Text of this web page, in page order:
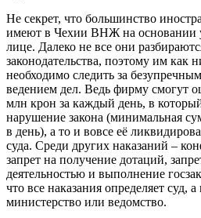
Не секрет, что большинство
имеют в Чехии ВНЖ на основании
лице. Далеко не все они
законодательства, поэтому им как
необходимо следить за
ведением дел. Ведь фирму смогут
млн крон за каждый день, в
нарушение закона (минимальная
в день), а то и вовсе её
суда. Среди других наказаний –
запрет на получение дотаций,
деятельностью и выполнение
что все наказания определяет суд,
министерство или ведомство.